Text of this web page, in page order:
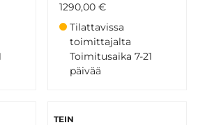
1290,00 €
Tilattavissa
toimittajalta
Toimitusaika 7-21
päivää
TEIN